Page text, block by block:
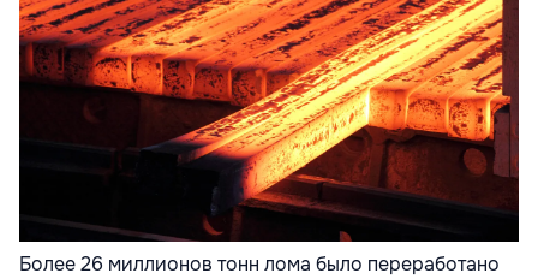
Более 26 миллионов тонн лома было переработано